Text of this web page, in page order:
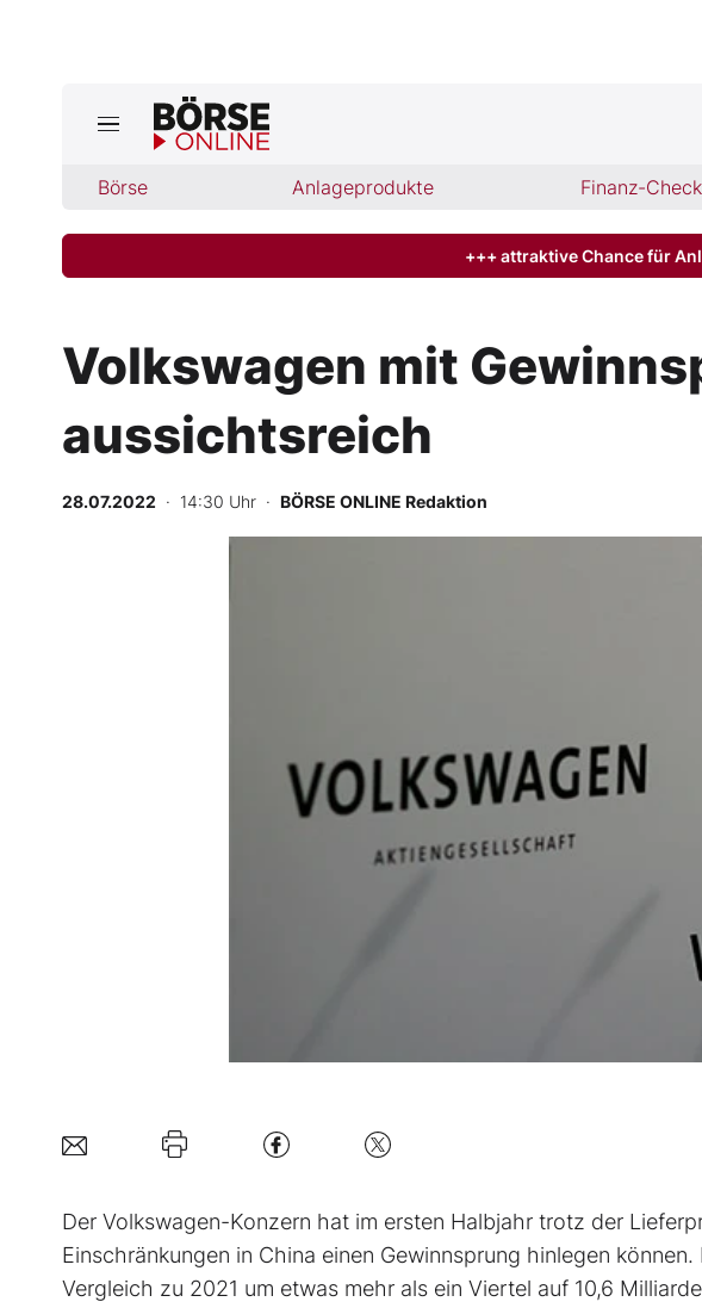
Börse Anlageprodukte Finanz-Check
Jetzt aktuelle Ausgabe BÖRSE ONLINE lesen
Finanz-Check
Abo & Shop
BO-Musterdepots
Folgen Sie uns
+++ attraktive Chance für
Volkswagen mit
aussichtsreich
28.07.2022 · 14:30 Uhr · BÖRSE ONLINE Redaktion
Der Volkswagen-Konzern hat im ersten Halbjahr trotz der
Einschränkungen in China einen Gewinnsprung hinlegen
Vergleich zu 2021 um etwas mehr als ein Viertel auf 10,6